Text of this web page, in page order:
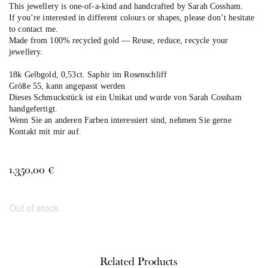
This jewellery is one-of-a-kind and handcrafted by Sarah Cossham.
If you’re interested in different colours or shapes, please don’t hesitate
to contact me.
Made from 100% recycled gold — Reuse, reduce, recycle your
jewellery.
18k Gelbgold, 0,53ct. Saphir im Rosenschliff
Größe 55, kann angepasst werden
Dieses Schmuckstück ist ein Unikat und wurde von Sarah Cossham
handgefertigt.
Wenn Sie an anderen Farben interessiert sind, nehmen Sie gerne
Kontakt mit mir auf.
1.350,00 €
Out of stock
Related Products